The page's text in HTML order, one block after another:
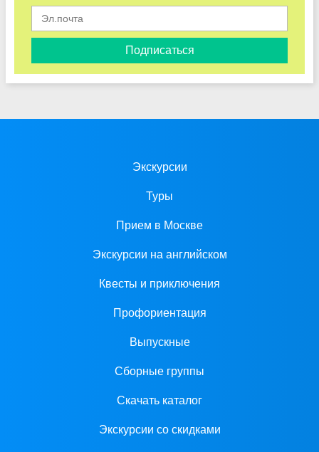
Подписаться
Экскурсии
Туры
Прием в Москве
Экскурсии на английском
Квесты и приключения
Профориентация
Выпускные
Сборные группы
Скачать каталог
Экскурсии со скидками